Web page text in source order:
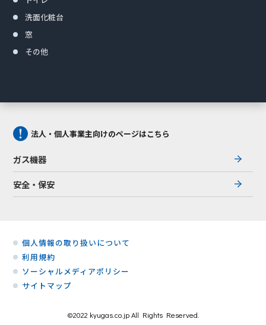
洗面化粧台
窓
その他
法人・個人事業主向けのページはこちら
ガス機器
安全・保安
個人情報の取り扱いについて
利用規約
ソーシャルメディアポリシー
サイトマップ
©2022 kyugas.co.jp All Rights Reserved.